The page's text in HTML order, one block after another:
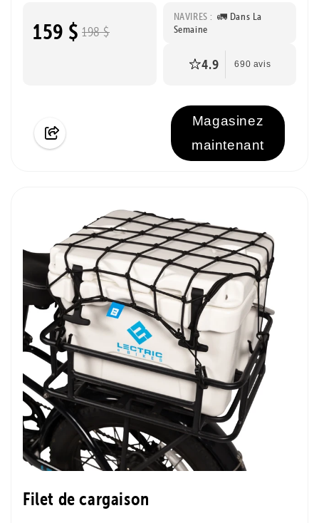
159 $ 198 $
NAVIRES : 🚛 Dans La
Semaine
4.9 690 avis
Magasinez
maintenant
Filet de cargaison